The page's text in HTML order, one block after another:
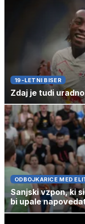
19-LETNI BISER
Zdaj je tudi
ODBOJKARICE MED
Sanjski vzpon, ki
bi upale